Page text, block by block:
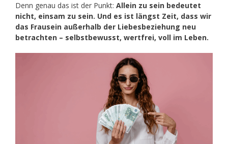
Denn genau das ist der Punkt: Allein zu sein bedeutet
nicht, einsam zu sein. Und es ist längst Zeit, dass wir
das Frausein außerhalb der Liebesbeziehung neu
betrachten – selbstbewusst, wertfrei, voll im Leben.